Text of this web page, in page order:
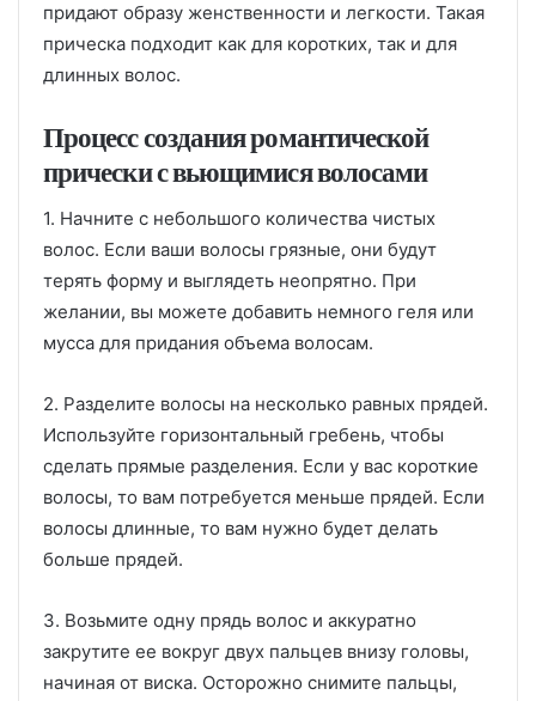
придают образу женственности и легкости. Такая
прическа подходит как для коротких, так и для
длинных волос.
Процесс создания романтической
прически с вьющимися волосами
1. Начните с небольшого количества чистых
волос. Если ваши волосы грязные, они будут
терять форму и выглядеть неопрятно. При
желании, вы можете добавить немного геля или
мусса для придания объема волосам.
2. Разделите волосы на несколько равных прядей.
Используйте горизонтальный гребень, чтобы
сделать прямые разделения. Если у вас короткие
волосы, то вам потребуется меньше прядей. Если
волосы длинные, то вам нужно будет делать
больше прядей.
3. Возьмите одну прядь волос и аккуратно
закрутите ее вокруг двух пальцев внизу головы,
начиная от виска. Осторожно снимите пальцы,